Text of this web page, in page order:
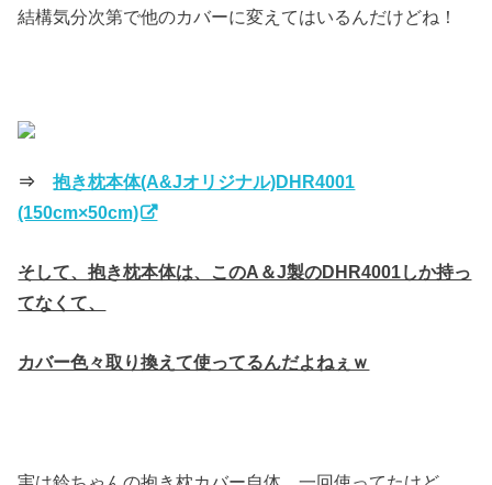
結構気分次第で他のカバーに変えてはいるんだけどね！
⇒抱き枕本体(A&Jオリジナル)DHR4001
(150cm×50cm)
そして、抱き枕本体は、このA＆J製のDHR4001しか持っ
てなくて、
カバー色々取り換えて使ってるんだよねぇｗ